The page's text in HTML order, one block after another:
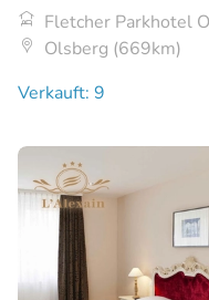
Fletcher Parkhotel
Olsberg (669km)
Verkauft: 9